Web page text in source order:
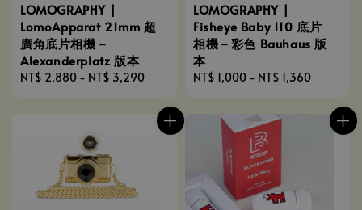
LOMOGRAPHY |
LomoApparat 21mm 超
廣角底片相機－
Alexanderplatz 版本
Regular
NT$ 2,880 - NT$ 3,290
LOMOGRAPHY |
Fisheye Baby 110 底片
相機－彩色 Bauhaus 版
本
Regular
NT$ 1,000 - NT$ 1,360